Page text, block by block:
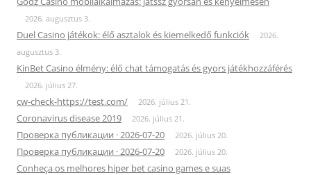
2026. augusztus 3.
Duel Casino játékok: élő asztalok és kiemelkedő funkciók
2026.
augusztus 3.
KinBet Casino élmény: élő chat támogatás és gyors játékhozzáférés
2026. július 27.
cw-check-https://test.com/ 2026. július 21.
Coronavirus disease 2019 2026. július 21.
Проверка публикации · 2026-07-20 2026. július 20.
Проверка публикации · 2026-07-20 2026. július 20.
Conheça os melhores hiper bet casino games e suas